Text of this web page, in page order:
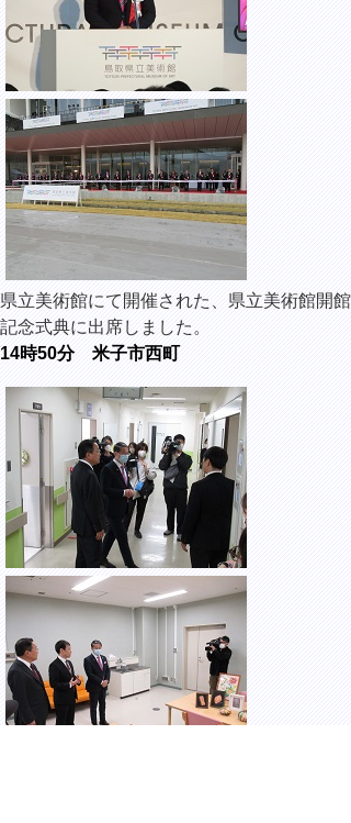
県立美術館にて開催された、県立美術館開館
記念式典に出席しました。
14時50分 米子市西町